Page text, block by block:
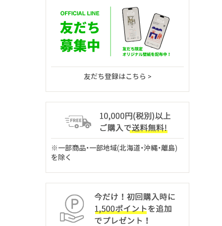
友だち登録はこちら >
※一部商品・一部地域(北海道・沖縄・離島)
を除く